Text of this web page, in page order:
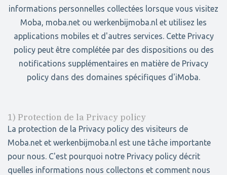
informations personnelles collectées lorsque vous visitez
Moba, moba.net ou werkenbijmoba.nl et utilisez les
applications mobiles et d'autres services. Cette Privacy
policy peut être complétée par des dispositions ou des
notifications supplémentaires en matière de Privacy
policy dans des domaines spécifiques d'iMoba.
1) Protection de la Privacy policy
La protection de la Privacy policy des visiteurs de
Moba.net et werkenbijmoba.nl est une tâche importante
pour nous. C'est pourquoi notre Privacy policy décrit
quelles informations nous collectons et comment nous